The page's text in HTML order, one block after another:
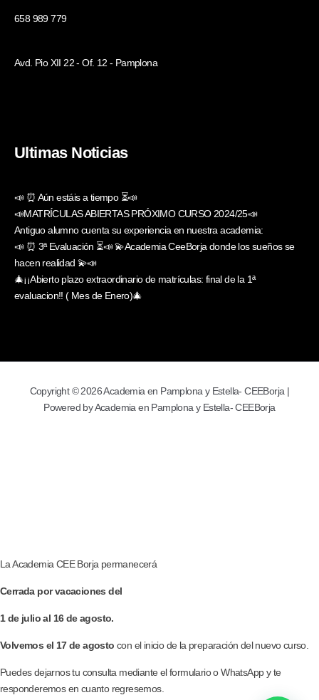
658 989 779
Avd. Pio XII 22 - Of. 12 - Pamplona
Ultimas Noticias
📣 ⏰ Aún estáis a tiempo ⏳📣
📣MATRÍCULAS ABIERTAS PRÓXIMO CURSO 2024/25📣
Antiguo alumno cuenta su experiencia en nuestra academia:
📣 ⏰ 3ª Evaluación ⏳📣 💫Academia CeeBorja donde los sueños se
hacen realidad 💫📣
🎄¡¡Abierto plazo extraordinario de matrículas: final de la 1ª
evaluacion!! ( Mes de Enero)🎄
Copyright © 2026 Academia en Pamplona y Estella- CEEBorja |
Powered by Academia en Pamplona y Estella- CEEBorja
La Academia CEE Borja permanecerá
Cerrada por vacaciones del
1 de julio al 16 de agosto.
Volvemos el 17 de agosto con el inicio de la preparación del nuevo curso.
Puedes dejarnos tu consulta mediante el formulario o WhatsApp y te
responderemos en cuanto regresemos.